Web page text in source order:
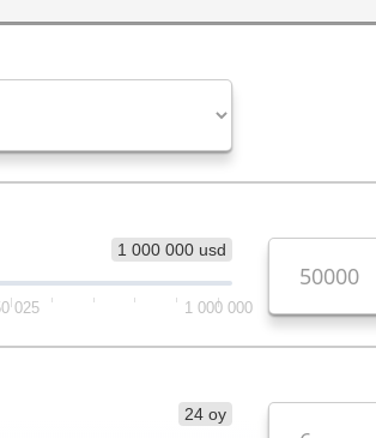
1 000 000 usd
025 1 000 000
24 oy